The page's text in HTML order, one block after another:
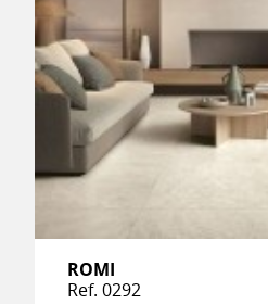
ROMI
Ref. 0292